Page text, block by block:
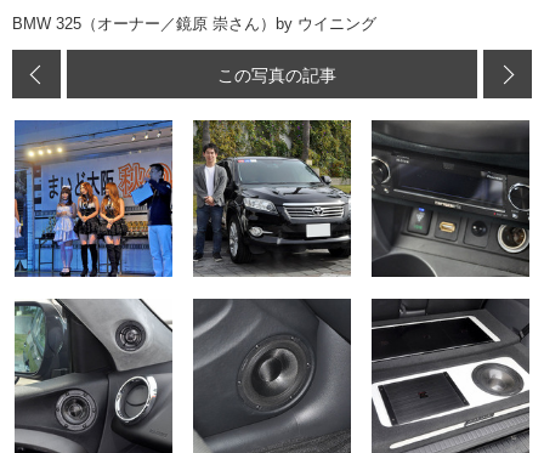
BMW 325（オーナー／鏡原 崇さん）by ウイニング
この写真の記事